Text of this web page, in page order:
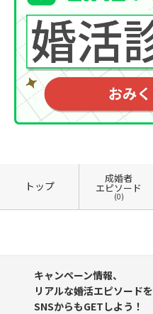
トップ
成婚者
エピソード
(0)
キャンペーン情報、
リアルな婚活エピソードを
SNSからもGETしよう！